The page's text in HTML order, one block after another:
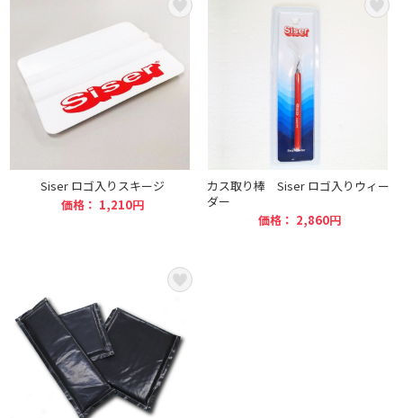
Siser ロゴ入りスキージ
価格： 1,210円
カス取り棒 Siser ロゴ入りウィー
ダー
価格： 2,860円